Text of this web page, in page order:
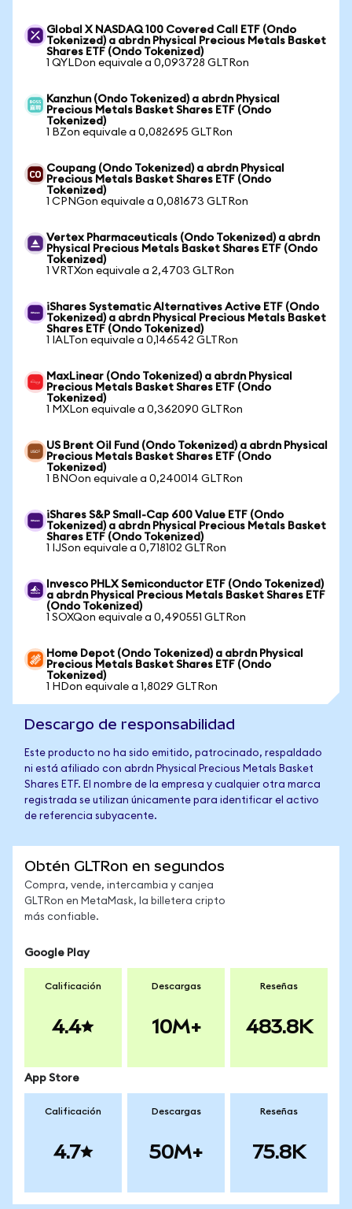
Global X NASDAQ 100 Covered Call ETF (Ondo
Tokenized) a abrdn Physical Precious Metals Basket
Shares ETF (Ondo Tokenized)
1 QYLDon equivale a 0,093728 GLTRon
Kanzhun (Ondo Tokenized) a abrdn Physical
Precious Metals Basket Shares ETF (Ondo
Tokenized)
1 BZon equivale a 0,082695 GLTRon
Coupang (Ondo Tokenized) a abrdn Physical
Precious Metals Basket Shares ETF (Ondo
Tokenized)
1 CPNGon equivale a 0,081673 GLTRon
Vertex Pharmaceuticals (Ondo Tokenized) a abrdn
Physical Precious Metals Basket Shares ETF (Ondo
Tokenized)
1 VRTXon equivale a 2,4703 GLTRon
iShares Systematic Alternatives Active ETF (Ondo
Tokenized) a abrdn Physical Precious Metals Basket
Shares ETF (Ondo Tokenized)
1 IALTon equivale a 0,146542 GLTRon
MaxLinear (Ondo Tokenized) a abrdn Physical
Precious Metals Basket Shares ETF (Ondo
Tokenized)
1 MXLon equivale a 0,362090 GLTRon
US Brent Oil Fund (Ondo Tokenized) a abrdn Physical
Precious Metals Basket Shares ETF (Ondo
Tokenized)
1 BNOon equivale a 0,240014 GLTRon
iShares S&P Small-Cap 600 Value ETF (Ondo
Tokenized) a abrdn Physical Precious Metals Basket
Shares ETF (Ondo Tokenized)
1 IJSon equivale a 0,718102 GLTRon
Invesco PHLX Semiconductor ETF (Ondo Tokenized)
a abrdn Physical Precious Metals Basket Shares ETF
(Ondo Tokenized)
1 SOXQon equivale a 0,490551 GLTRon
Home Depot (Ondo Tokenized) a abrdn Physical
Precious Metals Basket Shares ETF (Ondo
Tokenized)
1 HDon equivale a 1,8029 GLTRon
Descargo de responsabilidad
Este producto no ha sido emitido, patrocinado, respaldado
ni está afiliado con abrdn Physical Precious Metals Basket
Shares ETF. El nombre de la empresa y cualquier otra marca
registrada se utilizan únicamente para identificar el activo
de referencia subyacente.
Obtén GLTRon en segundos
Compra, vende, intercambia y canjea
GLTRon en MetaMask, la billetera cripto
más confiable.
Google Play
Calificación
4.4
Descargas
10M+
Reseñas
483.8K
App Store
Calificación
4.7
Descargas
50M+
Reseñas
75.8K